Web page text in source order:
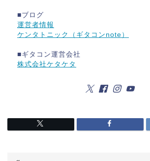
■ブログ
運営者情報
ケンタトニック（ギタコンnote）
■ギタコン運営会社
株式会社ケタケタ